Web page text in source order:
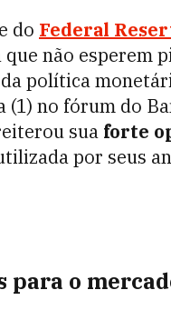
do Federal
não esperem
política
no fórum do
sua forte
por seus
para o